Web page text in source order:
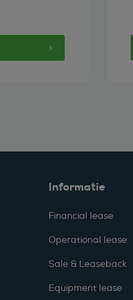
Informatie
Financial lease
Operational lease
Sale & Leaseback
Equipment lease